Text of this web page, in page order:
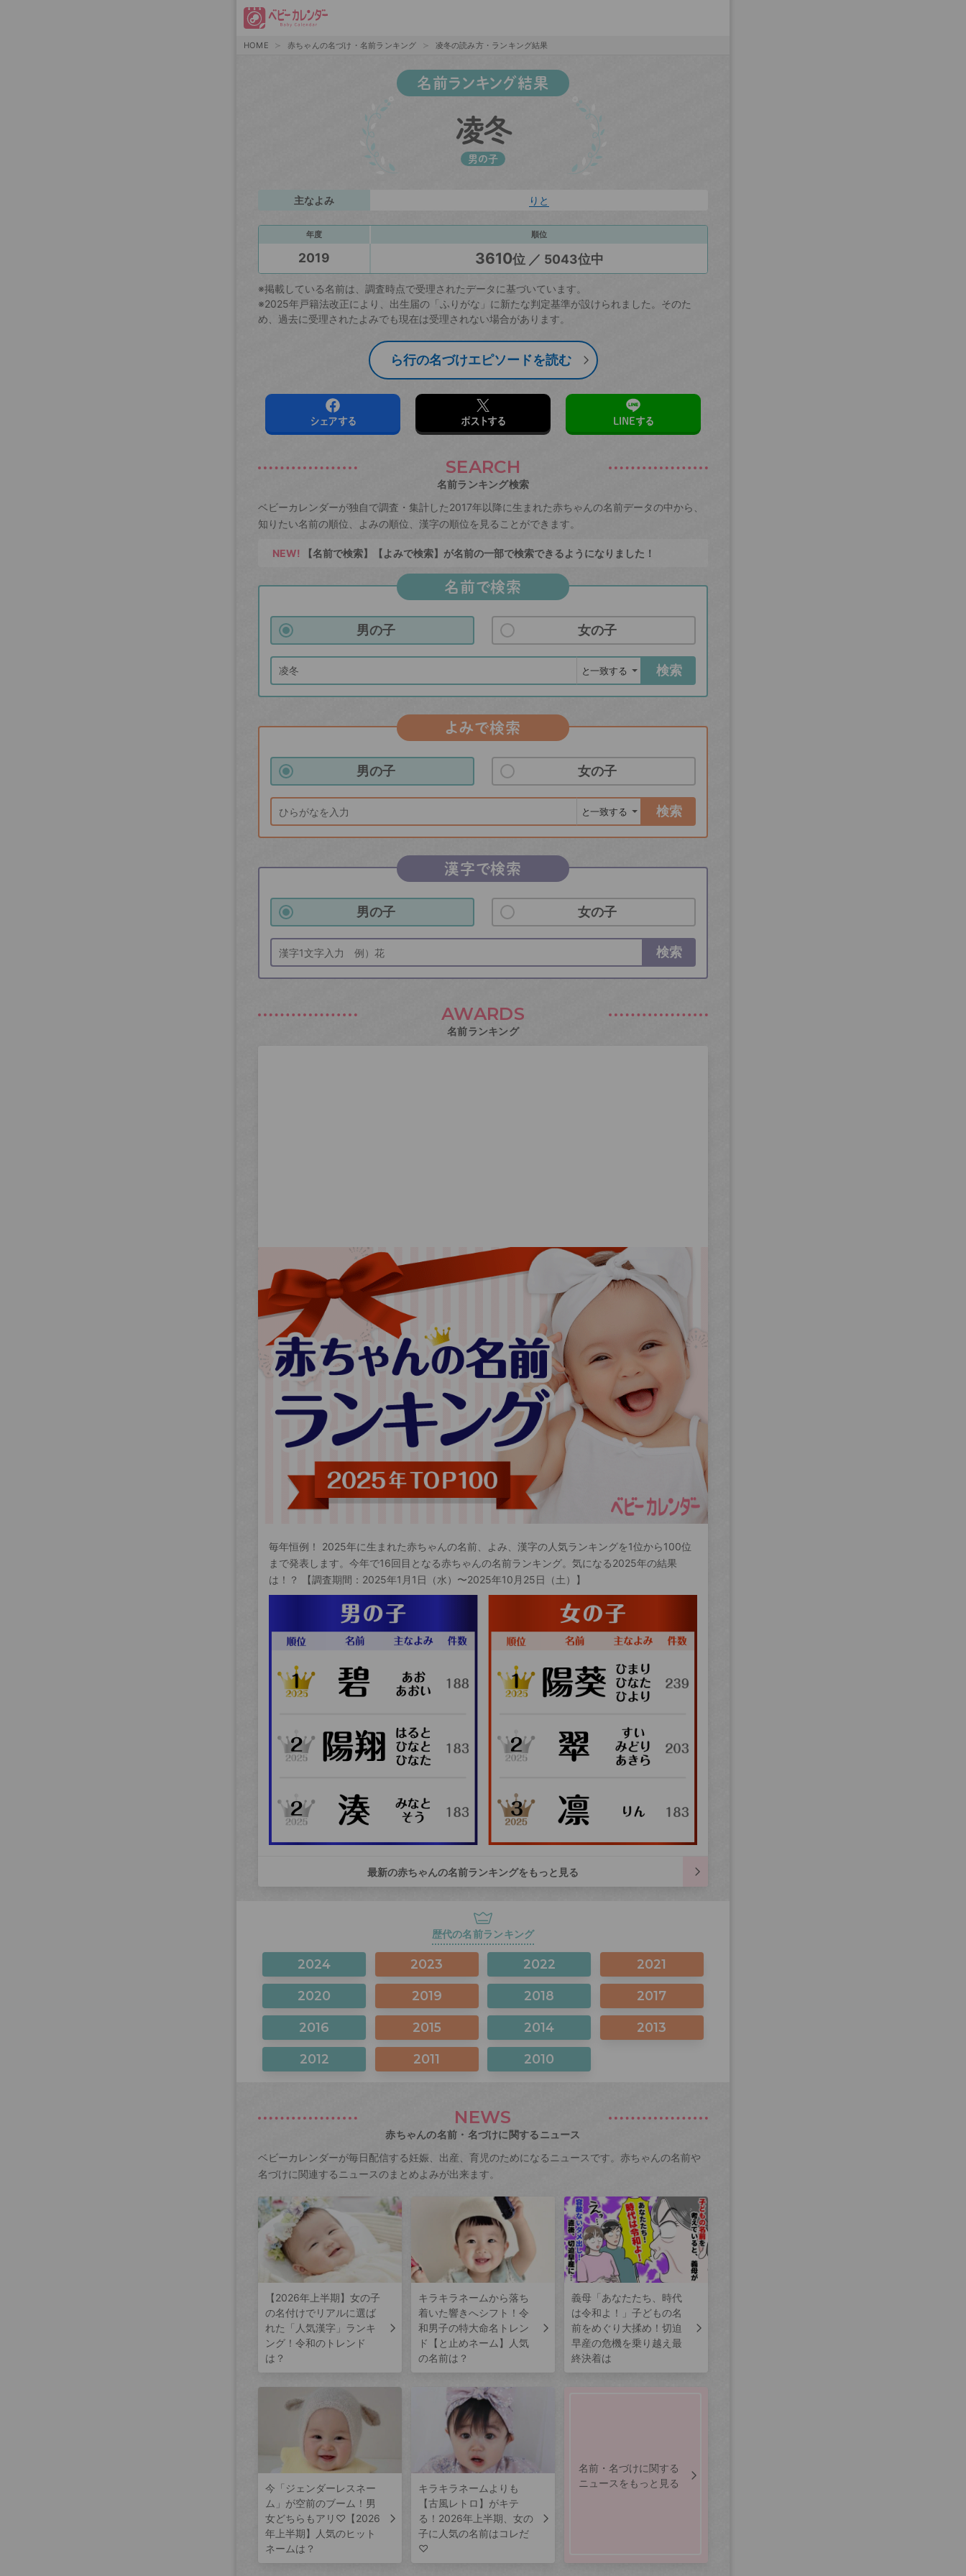
HOME 赤ちゃんの名づけ・名前ランキング 凌冬の読み方・ランキング結果
名前ランキング結果
凌冬
男の子
主なよみ りと
年度 順位
2019 3610位 ／ 5043位中
※掲載している名前は、調査時点で受理されたデータに基づいています。
※2025年戸籍法改正により、出生届の「ふりがな」に新たな判定基準が設けられました。そのた
め、過去に受理されたよみでも現在は受理されない場合があります。
ら行の名づけエピソードを読む
シェアする ポストする LINEする
SEARCH
名前ランキング検索
ベビーカレンダーが独自で調査・集計した2017年以降に生まれた赤ちゃんの名前データの中から、
知りたい名前の順位、よみの順位、漢字の順位を見ることができます。
NEW! 【名前で検索】【よみで検索】が名前の一部で検索できるようになりました！
名前で検索
男の子 女の子
検索
よみで検索
男の子 女の子
検索
漢字で検索
男の子 女の子
検索
AWARDS
名前ランキング
毎年恒例！ 2025年に生まれた赤ちゃんの名前、よみ、漢字の人気ランキングを1位から100位
まで発表します。今年で16回目となる赤ちゃんの名前ランキング。気になる2025年の結果
は！？ 【調査期間：2025年1月1日（水）〜2025年10月25日（土）】
最新の赤ちゃんの名前ランキングをもっと見る
歴代の名前ランキング
2024 2023 2022 2021
2020 2019 2018 2017
2016 2015 2014 2013
2012 2011 2010
NEWS
赤ちゃんの名前・名づけに関するニュース
ベビーカレンダーが毎日配信する妊娠、出産、育児のためになるニュースです。赤ちゃんの名前や
名づけに関連するニュースのまとめよみが出来ます。
【2026年上半期】女の子
の名付けでリアルに選ば
れた「人気漢字」ランキ
ング！令和のトレンド
は？
キラキラネームから落ち
着いた響きへシフト！令
和男子の特大命名トレン
ド【と止めネーム】人気
の名前は？
義母「あなたたち、時代
は令和よ！」子どもの名
前をめぐり大揉め！切迫
早産の危機を乗り越え最
終決着は
今「ジェンダーレスネー
ム」が空前のブーム！男
女どちらもアリ♡【2026
年上半期】人気のヒット
ネームは？
キラキラネームよりも
【古風レトロ】がキテ
る！2026年上半期、女の
子に人気の名前はコレだ
♡
名前・名づけに関する
ニュースをもっと見る